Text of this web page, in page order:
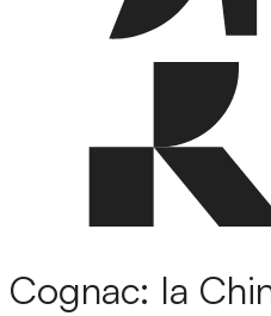
Cognac: la